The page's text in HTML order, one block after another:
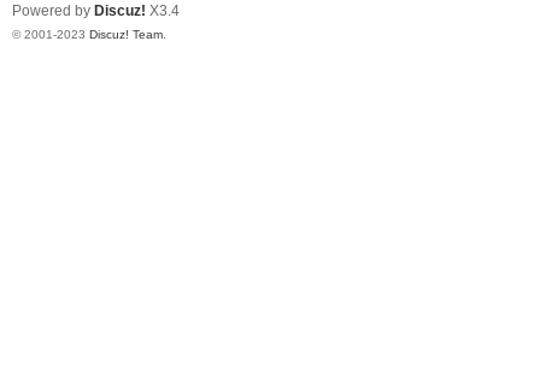
Powered by Discuz! X3.4
© 2001-2023 Discuz! Team